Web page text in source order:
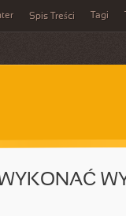
Spis Treści Tagi